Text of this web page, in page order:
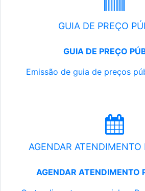
GUIA DE PREÇO
GUIA DE PREÇO
Emissão de guia de preços
AGENDAR ATENDIMENTO
AGENDAR ATENDIMENTO